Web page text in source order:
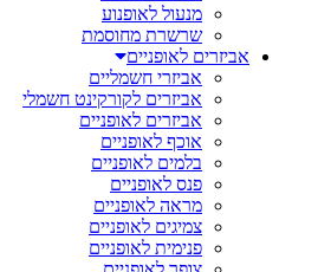
מנעול לאופנוע
שרשרת מחוסמת
אביזרים לאופניים
אביזרי חשמליים
אביזרים לקורקינט חשמלי
אביזרים לאופניים
אוכף לאופניים
בלמים לאופניים
פנס לאופניים
מראה לאופניים
צמיגים לאופניים
פנימית לאופניים